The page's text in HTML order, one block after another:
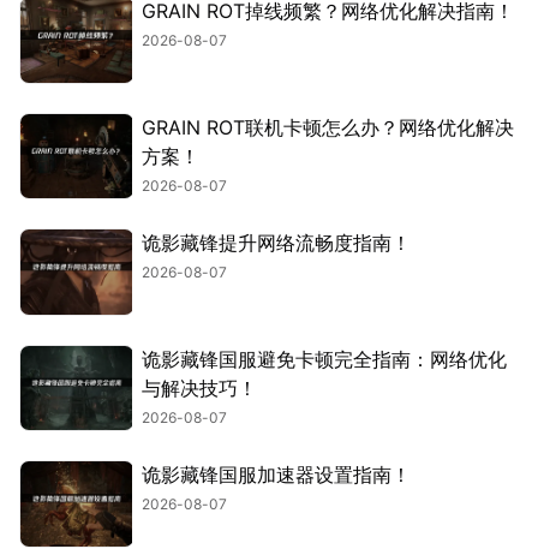
GRAIN ROT掉线频繁？网络优化解决指南！
2026-08-07
GRAIN ROT联机卡顿怎么办？网络优化解决
方案！
2026-08-07
诡影藏锋提升网络流畅度指南！
2026-08-07
诡影藏锋国服避免卡顿完全指南：网络优化
与解决技巧！
2026-08-07
诡影藏锋国服加速器设置指南！
2026-08-07